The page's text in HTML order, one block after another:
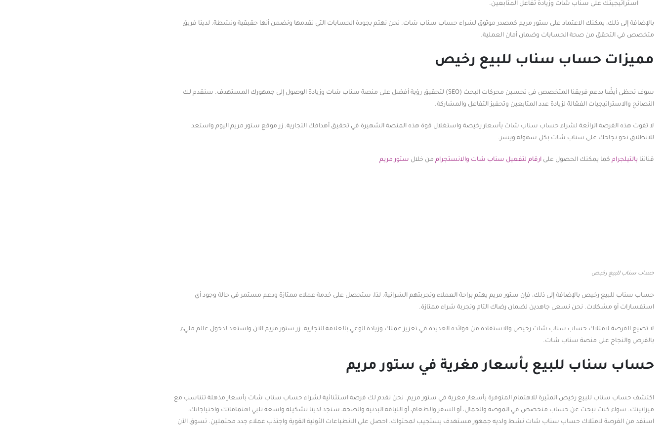
استراتيجيتك على سناب شات وزيادة تفاعل المتابعين.
بالإضافة إلى ذلك، يمكنك الاعتماد على ستور مريم كمصدر موثوق لشراء حساب سناب شات. نحن نهتم بجودة الحسابات التي نقدمها ونضمن أنها حقيقية ونشطة. لدينا فريق
متخصص في التحقق من صحة الحسابات وضمان أمان العملية.
مميزات حساب سناب للبيع رخيص
سوف تحظى أيضًا بدعم فريقنا المتخصص في تحسين محركات البحث (SEO) لتحقيق رؤية أفضل على منصة سناب شات وزيادة الوصول إلى جمهورك المستهدف. سنقدم لك
النصائح والاستراتيجيات الفعّالة لزيادة عدد المتابعين وتحفيز التفاعل والمشاركة.
لا تفوت هذه الفرصة الرائعة لشراء حساب سناب شات بأسعار رخيصة واستغلال قوة هذه المنصة الشهيرة في تحقيق أهدافك التجارية. زر موقع ستور مريم اليوم واستعد
للانطلاق نحو نجاحك على سناب شات بكل سهولة ويسر.
قناتنا بالتيلجرام كما يمكنك الحصول على ارقام لتفعيل سناب شات والانستجرام من خلال ستور مريم
حساب سناب للبيع رخيص
حساب سناب للبيع رخيص بالإضافة إلى ذلك، فإن ستور مريم يهتم براحة العملاء وتجربتهم الشرائية. لذا، ستحصل على خدمة عملاء ممتازة ودعم مستمر في حالة وجود أي
استفسارات أو مشكلات. نحن نسعى جاهدين لضمان رضاك التام وتجربة شراء ممتازة.
لا تضيع الفرصة لامتلاك حساب سناب شات رخيص والاستفادة من فوائده العديدة في تعزيز عملك وزيادة الوعي بالعلامة التجارية. زر ستور مريم الآن واستعد لدخول عالم مليء
بالفرص والنجاح على منصة سناب شات.
حساب سناب للبيع بأسعار مغرية في ستور مريم
اكتشف حساب سناب للبيع رخيص المثيرة للاهتمام المتوفرة بأسعار مغرية في ستور مريم. نحن نقدم لك فرصة استثنائية لشراء حساب سناب شات بأسعار مذهلة تتناسب مع
ميزانيتك. سواء كنت تبحث عن حساب متخصص في الموضة والجمال، أو السفر والطعام، أو اللياقة البدنية والصحة، ستجد لدينا تشكيلة واسعة تلبي اهتماماتك واحتياجاتك.
استفد من الفرصة لامتلاك حساب سناب شات نشط ولديه جمهور مستهدف يستجيب لمحتواك. احصل على الانطباعات الأولية القوية واجتذب عملاء جدد محتملين. تسوق الآن